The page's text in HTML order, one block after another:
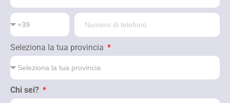
Seleziona la tua provincia
Chi sei?